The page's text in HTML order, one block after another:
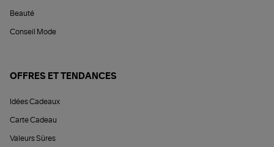
Beauté
Conseil Mode
OFFRES ET TENDANCES
Idées Cadeaux
Carte Cadeau
Valeurs Sûres